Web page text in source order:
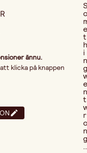
ännu.
klicka på knappen
e
t
h
i
n
g
e
n
t
r
n
g
..